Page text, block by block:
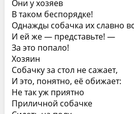
Они у хозяев
В таком беспорядке!
Однажды собачка их славно
И ей же — представьте! —
За это попало!
Хозяин
Собачку за стол не сажает,
И это, понятно, её обижает:
Не так уж приятно
Приличной собачке